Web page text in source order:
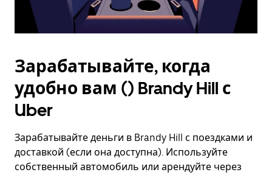
Зарабатывайте, когда
удобно вам () Brandy Hill с
Uber
Зарабатывайте деньги в Brandy Hill с поездками и
доставкой (если она доступна). Используйте
собственный автомобиль или арендуйте через